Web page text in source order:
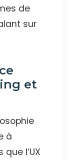
de
sur
et
à
l’UX